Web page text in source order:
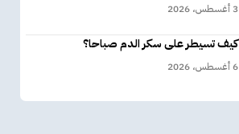
3 أغسطس، 2026
كيف تسيطر على سكر الدم صباحا؟
6 أغسطس، 2026